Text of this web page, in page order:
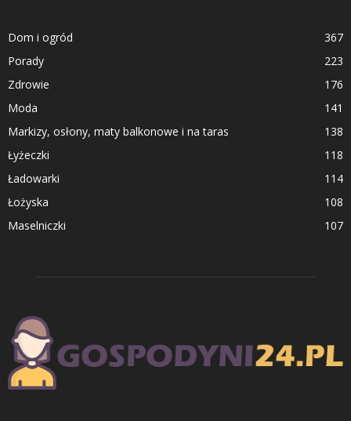
Dom i ogród
367
Porady
223
Zdrowie
176
Moda
141
Markizy, osłony, maty balkonowe i na taras
138
Łyżeczki
118
Ładowarki
114
Łożyska
108
Maselniczki
107